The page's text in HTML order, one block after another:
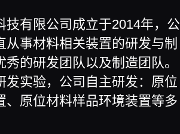
技有限公司成立于2014年，公
从事材料相关装置的研发与制
的研发团队以及制造团队。
发实验，公司自主研发：原位
、原位材料样品环境装置等多